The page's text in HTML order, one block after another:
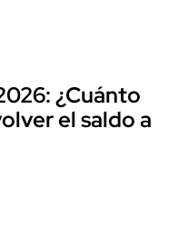
¿Cuánto
el saldo a